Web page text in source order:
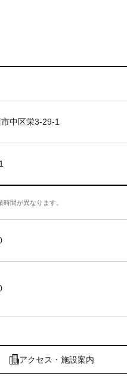
中区栄3-29-1
間が異なります。
アクセス・施設案内